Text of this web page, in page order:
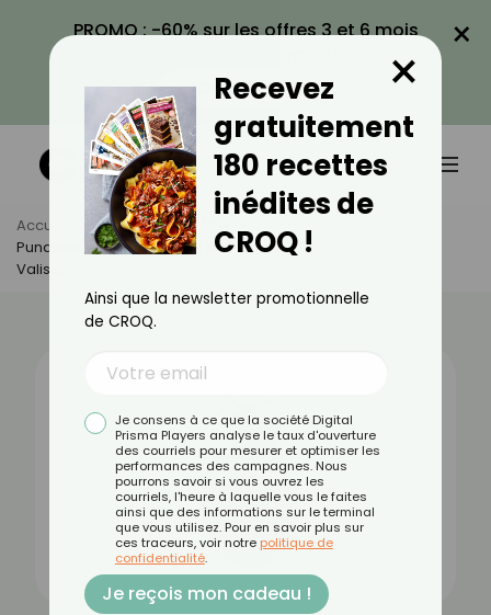
PROMO : -60% sur les offres 3 et 6 mois
VOIR LA PROMO
×
Accueil Actus
Bien-Être
Punaises De Lit : Comment Ne Pas Les Ramener Dans Vos
Valises ?
Recevez
gratuitement
180 recettes
inédites de
CROQ !
×
Ainsi que la newsletter promotionnelle
de CROQ.
Je consens à ce que la société Digital
Prisma Players analyse le taux d'ouverture
des courriels pour mesurer et optimiser les
performances des campagnes. Nous
pourrons savoir si vous ouvrez les
courriels, l'heure à laquelle vous le faites
ainsi que des informations sur le terminal
que vous utilisez. Pour en savoir plus sur
ces traceurs, voir notre politique de
confidentialité.
Je reçois mon cadeau !